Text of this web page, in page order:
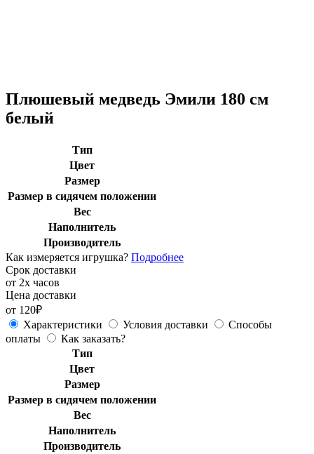
Плюшевый медведь Эмили 180 см
белый
Тип
Цвет
Размер
Размер в сидячем положении
Вес
Наполнитель
Производитель
Как измеряется игрушка? Подробнее
Срок доставки
от 2х часов
Цена доставки
от 120₽
Характеристики
Условия доставки
Способы
оплаты
Как заказать?
Тип
Цвет
Размер
Размер в сидячем положении
Вес
Наполнитель
Производитель